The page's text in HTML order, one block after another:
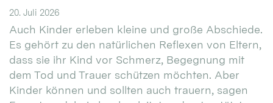
20. Juli 2026
Auch Kinder erleben kleine und große Abschiede.
Es gehört zu den natürlichen Reflexen von Eltern,
dass sie ihr Kind vor Schmerz, Begegnung mit
dem Tod und Trauer schützen möchten. Aber
Kinder können und sollten auch trauern, sagen